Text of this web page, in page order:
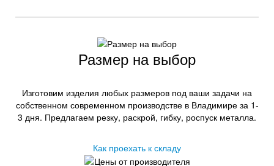
Размер на выбор
Изготовим изделия любых размеров под ваши задачи на
собственном современном производстве в Владимире за 1-
3 дня. Предлагаем резку, раскрой, гибку, роспуск металла.
Как проехать к складу